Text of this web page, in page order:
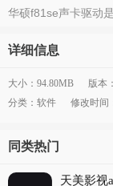
华硕f81se声卡驱动
详细信息
大小：94.80MB
版本
分类：软件
修改时间
同类热门
天美影视